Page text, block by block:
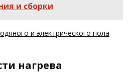
и сборки
и электрического пола
нагрева